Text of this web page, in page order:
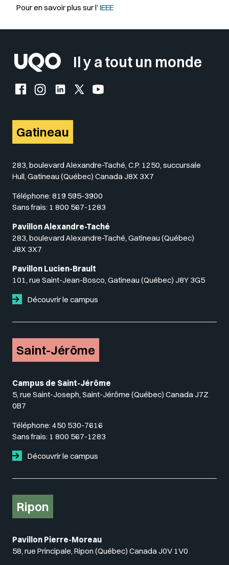
Pour en savoir plus sur l’ IEEE
Il y a tout un monde
Facebook de l'UQO
Instagram de l'UQO
LinkedIn de l'UQO
X (Twitter) de l'UQO
YouTube de l'UQO
Gatineau
283, boulevard Alexandre-Taché, C.P. 1250, succursale
Hull, Gatineau (Québec) Canada J8X 3X7
Téléphone: 819 595-3900
Sans frais: 1 800 567-1283
Pavillon Alexandre-Taché
283, boulevard Alexandre-Taché, Gatineau (Québec)
J8X 3X7
Pavillon Lucien-Brault
101, rue Saint-Jean-Bosco, Gatineau (Québec) J8Y 3G5
Découvrir le campus
Saint-Jérôme
Campus de Saint-Jérôme
5, rue Saint-Joseph, Saint-Jérôme (Québec) Canada J7Z
0B7
Téléphone: 450 530-7616
Sans frais: 1 800 567-1283
Découvrir le campus
Ripon
Pavillon Pierre-Moreau
58, rue Principale, Ripon (Québec) Canada J0V 1V0